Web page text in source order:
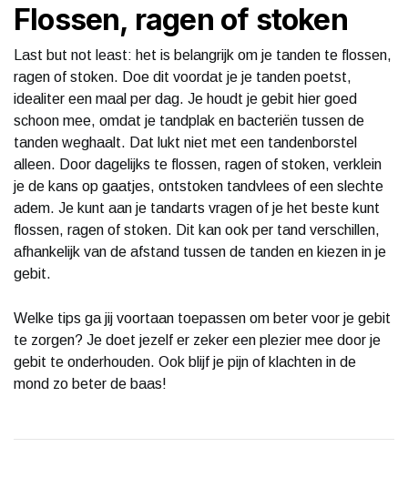
Flossen, ragen of stoken
Last but not least: het is belangrijk om je tanden te flossen,
ragen of stoken. Doe dit voordat je je tanden poetst,
idealiter een maal per dag. Je houdt je gebit hier goed
schoon mee, omdat je tandplak en bacteriën tussen de
tanden weghaalt. Dat lukt niet met een tandenborstel
alleen. Door dagelijks te flossen, ragen of stoken, verklein
je de kans op gaatjes, ontstoken tandvlees of een slechte
adem. Je kunt aan je tandarts vragen of je het beste kunt
flossen, ragen of stoken. Dit kan ook per tand verschillen,
afhankelijk van de afstand tussen de tanden en kiezen in je
gebit.
Welke tips ga jij voortaan toepassen om beter voor je gebit
te zorgen? Je doet jezelf er zeker een plezier mee door je
gebit te onderhouden. Ook blijf je pijn of klachten in de
mond zo beter de baas!